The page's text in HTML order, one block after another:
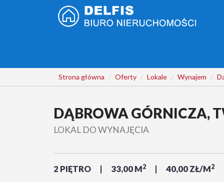
Strona główna Oferty Lokale Wynajem
DĄBROWA GÓRNICZA,
LOKAL DO WYNAJĘCIA
2 PIĘTRO 33,00 M2 40,00 ZŁ/M2